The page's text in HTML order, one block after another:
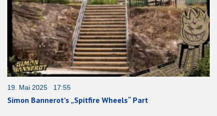
19. Mai 2025 17:55
Simon Bannerot’s „Spitfire Wheels“ Part